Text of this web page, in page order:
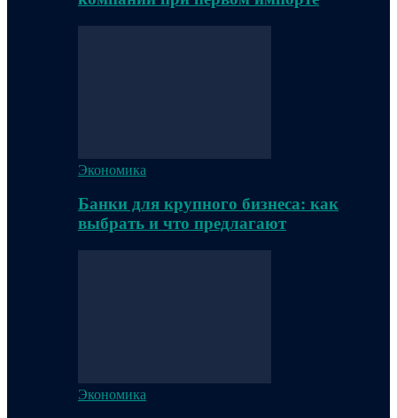
Экономика
Банки для крупного бизнеса: как
выбрать и что предлагают
Экономика